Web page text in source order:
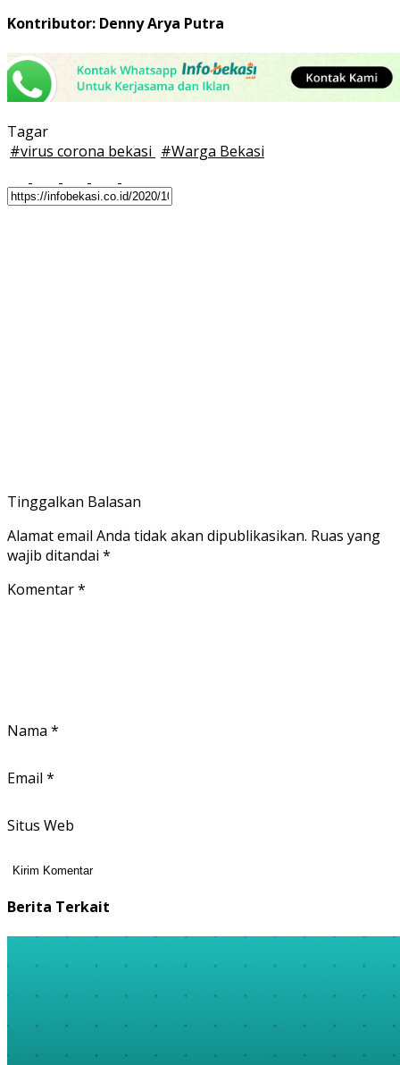
Kontributor: Denny Arya Putra
Tagar
#virus corona bekasi #Warga Bekasi
Tinggalkan Balasan
Alamat email Anda tidak akan dipublikasikan. Ruas yang
wajib ditandai *
Komentar*
Nama *
Email *
Situs Web
Berita Terkait